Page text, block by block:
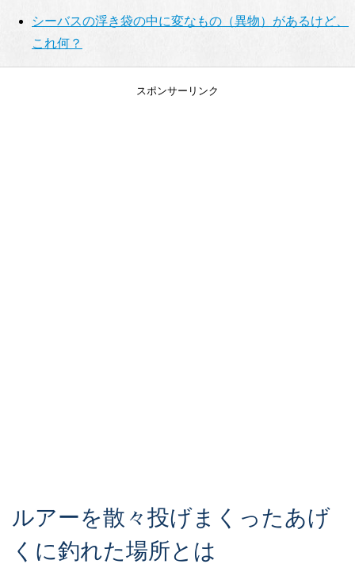
シーバスの浮き袋の中に変なもの（異物）があるけど、
これ何？
スポンサーリンク
ルアーを散々投げまくったあげ
くに釣れた場所とは